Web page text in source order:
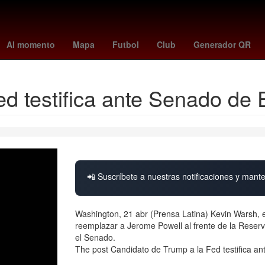
Al momento Mapa Futbol Club Generador QR
april fools us open golf Toronto - Philadelphia Canadá
testifica ante Senado de
📲 Suscríbete a nuestras notificaciones y
Washington, 21 abr (Prensa Latina) Kevin
reemplazar a Jerome Powell al frente de la
el Senado.
The post Candidato de Trump a la Fed testifica